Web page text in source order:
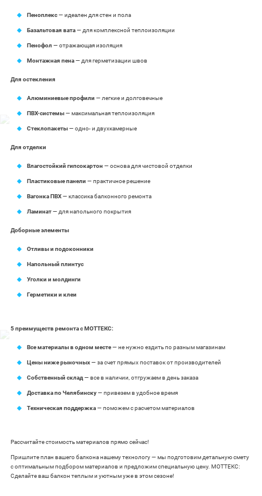
Пеноплекс— идеален для стен и пола
Базальтовая вата— для комплексной теплоизоляции
Пенофол— отражающая изоляция
Монтажная пена— для герметизации швов
Для остекления
Алюминиевые профили— легкие и долговечные
ПВХ-системы— максимальная теплоизоляция
Стеклопакеты— одно- и двухкамерные
Для отделки
Влагостойкий гипсокартон— основа для чистовой отделки
Пластиковые панели— практичное решение
Вагонка ПВХ— классика балконного ремонта
Ламинат— для напольного покрытия
Доборные элементы
Отливы и подоконники
Напольный плинтус
Уголки и молдинги
Герметики и клеи
5 преимуществ ремонта с МОТТЕКС:
Все материалы в одном месте— не нужно ездить по разным магазинам
Цены ниже рыночных— за счет прямых поставок от производителей
Собственный склад— все в наличии, отгружаем в день заказа
Доставка по Челябинску— привезем в удобное время
Техническая поддержка— поможем с расчетом материалов
Рассчитайте стоимость материалов прямо сейчас!
Пришлите план вашего балкона нашему технологу — мы подготовим детальную смету
с оптимальным подбором материалов и предложим специальную цену. МОТТЕКС:
Сделайте ваш балкон теплым и уютным уже в этом сезоне!